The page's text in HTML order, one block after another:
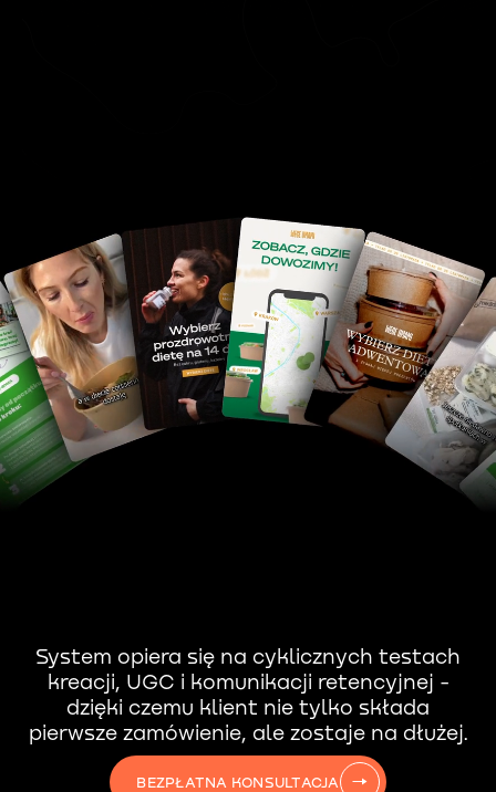
System opiera się na cyklicznych testach
kreacji, UGC i komunikacji retencyjnej -
dzięki czemu klient nie tylko składa
pierwsze zamówienie, ale zostaje na dłużej.
BEZPŁATNA KONSULTACJA